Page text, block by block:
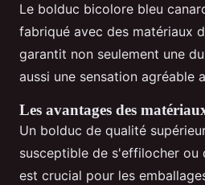
Le bolduc bicolore bleu
fabriqué avec des matériaux
garantit non seulement une
aussi une sensation agréable
Les avantages des
Un bolduc de qualité
susceptible de s'effilocher ou
est crucial pour les